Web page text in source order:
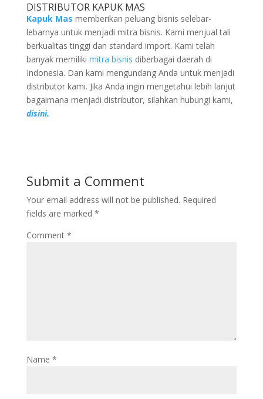
DISTRIBUTOR KAPUK MAS
Kapuk Mas memberikan peluang bisnis selebar-
lebarnya untuk menjadi mitra bisnis. Kami menjual tali
berkualitas tinggi dan standard import. Kami telah
banyak memiliki mitra bisnis diberbagai daerah di
Indonesia. Dan kami mengundang Anda untuk menjadi
distributor kami. Jika Anda ingin mengetahui lebih lanjut
bagaimana menjadi distributor, silahkan hubungi kami,
disini.
Submit a Comment
Your email address will not be published. Required
fields are marked *
Comment *
Name *